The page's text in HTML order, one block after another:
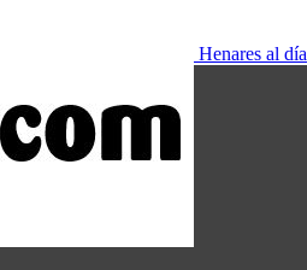
Henares al día